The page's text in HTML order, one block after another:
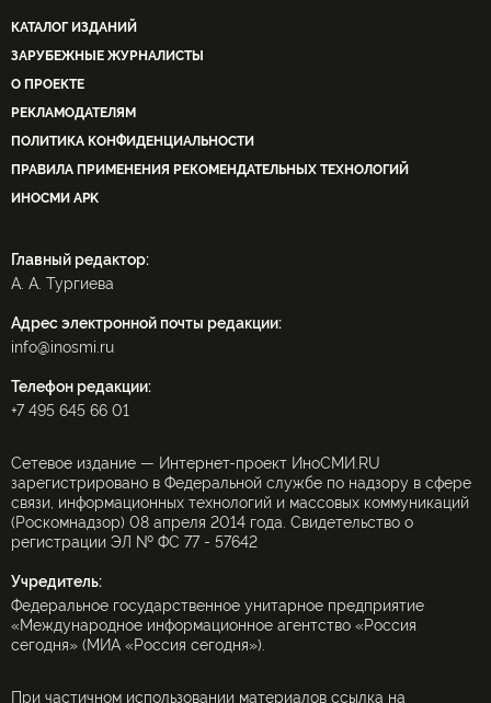
КАТАЛОГ ИЗДАНИЙ
ЗАРУБЕЖНЫЕ ЖУРНАЛИСТЫ
О ПРОЕКТЕ
РЕКЛАМОДАТЕЛЯМ
ПОЛИТИКА КОНФИДЕНЦИАЛЬНОСТИ
ПРАВИЛА ПРИМЕНЕНИЯ РЕКОМЕНДАТЕЛЬНЫХ ТЕХНОЛОГИЙ
ИНОСМИ APK
Главный редактор:
А. А. Тургиева
Адрес электронной почты редакции:
info@inosmi.ru
Телефон редакции:
+7 495 645 66 01
Сетевое издание — Интернет-проект ИноСМИ.RU
зарегистрировано в Федеральной службе по надзору в сфере
связи, информационных технологий и массовых коммуникаций
(Роскомнадзор) 08 апреля 2014 года. Свидетельство о
регистрации ЭЛ № ФС 77 - 57642
Учредитель:
Федеральное государственное унитарное предприятие
«Международное информационное агентство «Россия
сегодня» (МИА «Россия сегодня»).
При частичном использовании материалов ссылка на